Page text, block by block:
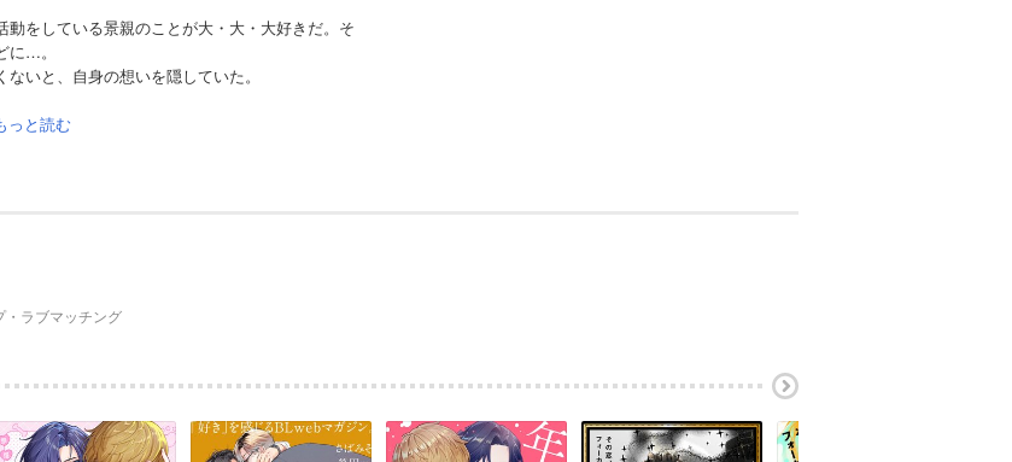
動をしている景親のことが大・大・大好きだ。そ
に…。
いと、自身の想いを隠していた。
っと読む
・ラブマッチング